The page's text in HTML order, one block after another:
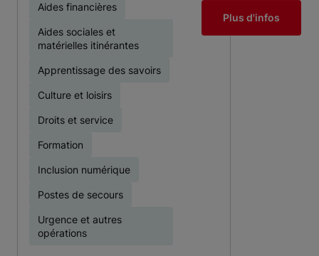
Aides financières
Aides sociales et
matérielles itinérantes
Apprentissage des savoirs
Culture et loisirs
Droits et service
Formation
Inclusion numérique
Postes de secours
Urgence et autres
opérations
Plus d'infos